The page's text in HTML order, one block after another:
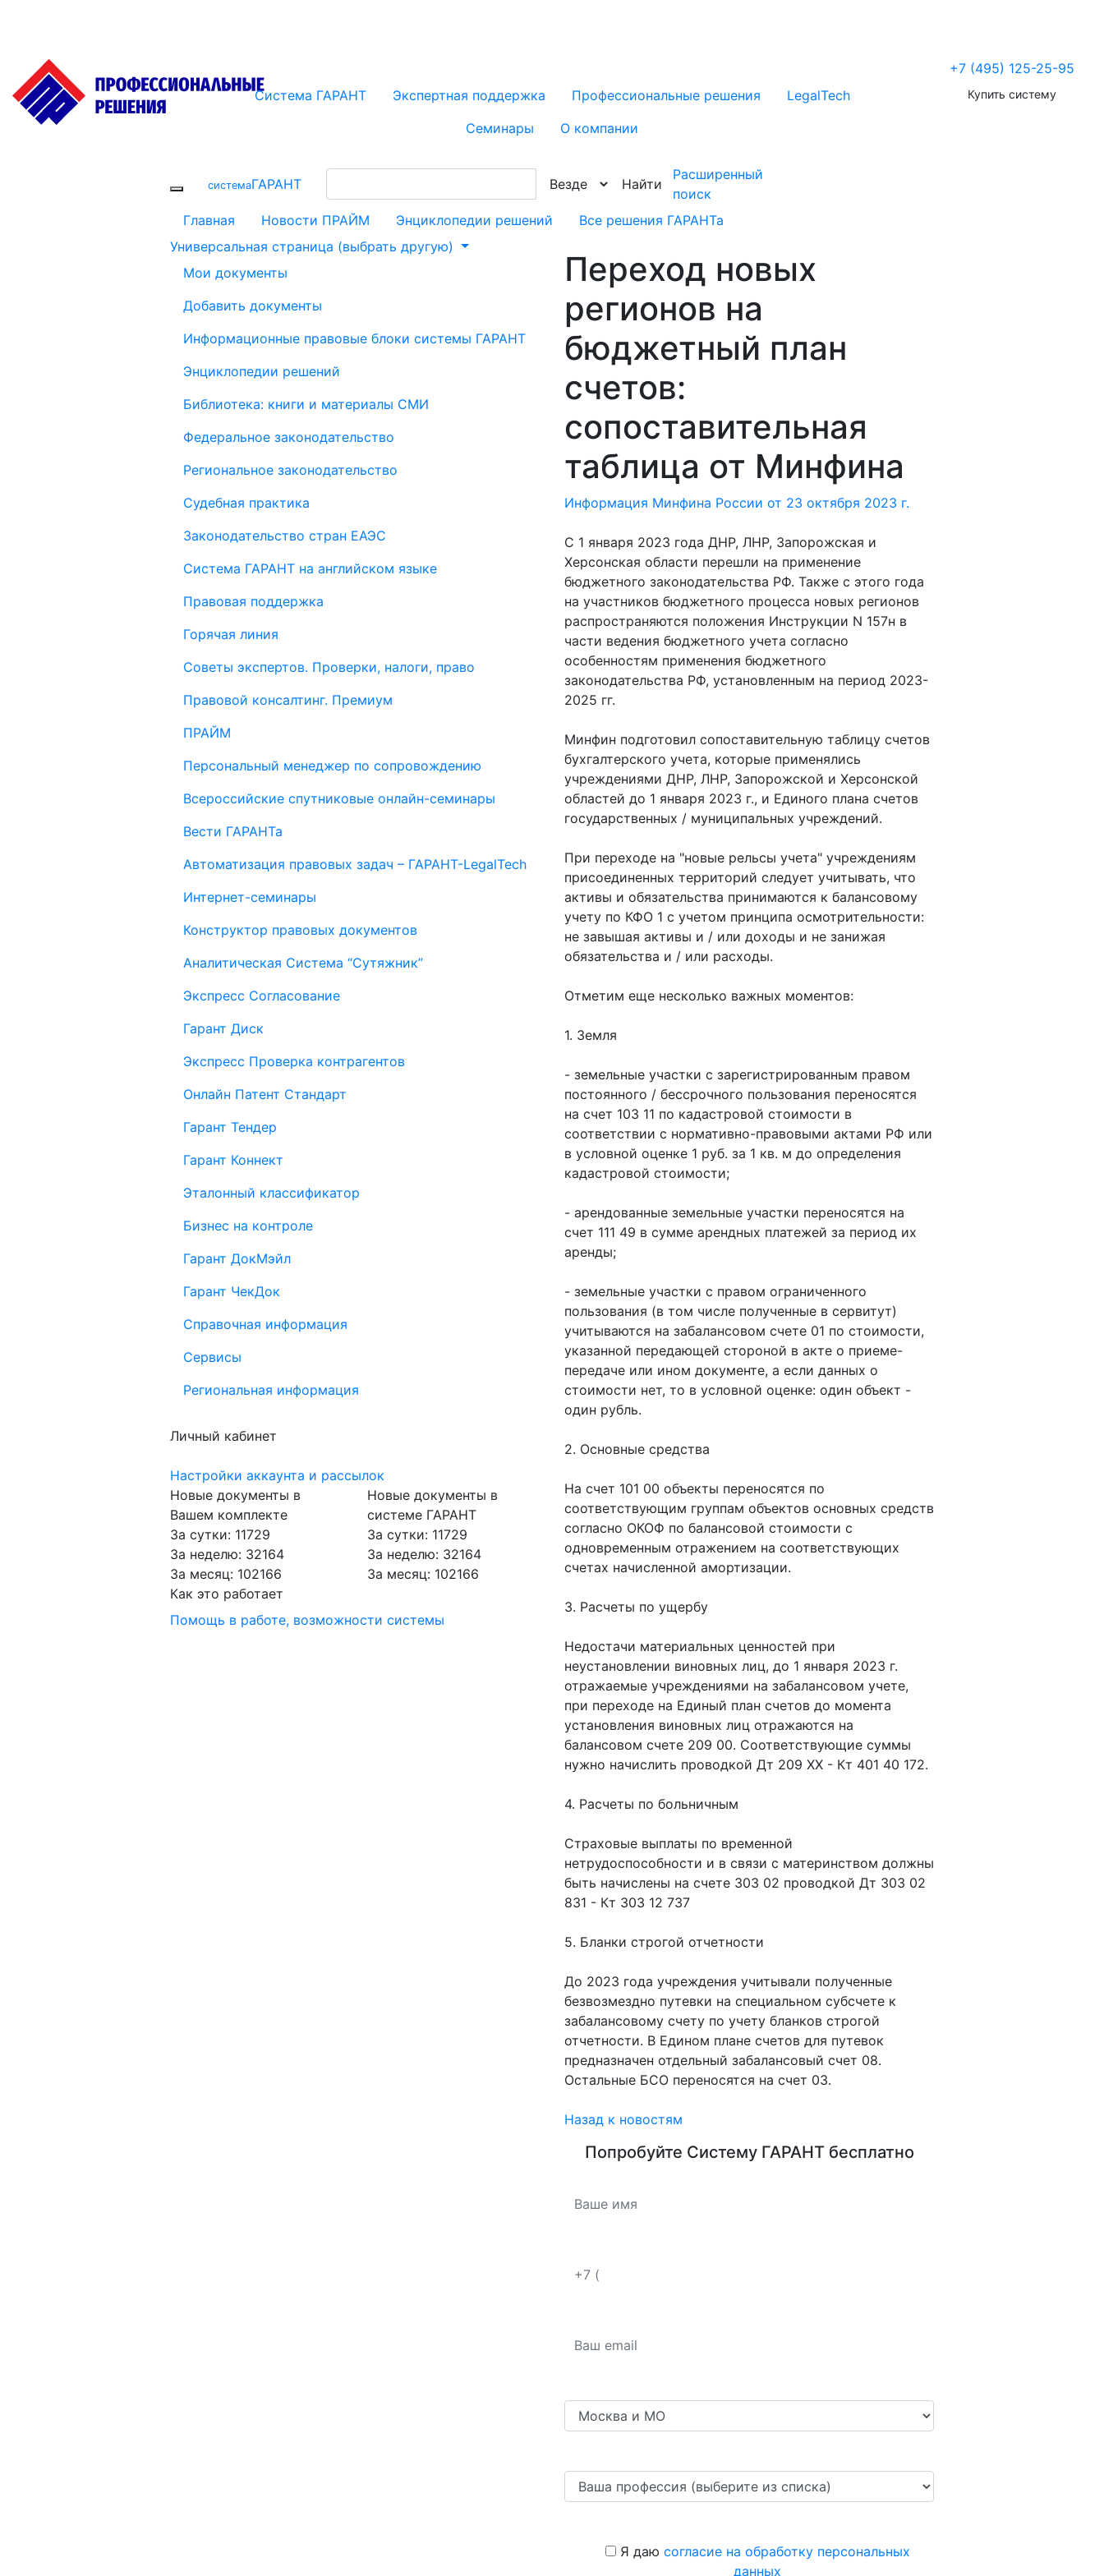
Система ГАРАНТ Экспертная поддержка Профессиональные решения
LegalTech
Семинары
О компании
+7 (495) 125-25-95
Купить систему
cистемаГАРАНТ Найти
Расширенный
поиск
Главная
Новости ПРАЙМ Энциклопедии решений
Все решения ГАРАНТа
Универсальная страница (выбрать другую)
Мои документы
Добавить документы
Информационные правовые блоки системы ГАРАНТ
Энциклопедии решений
Библиотека: книги и материалы СМИ
Федеральное законодательство
Региональное законодательство
Судебная практика
Законодательство стран ЕАЭС
Система ГАРАНТ на английском языке
Правовая поддержка
Горячая линия
Советы экспертов. Проверки, налоги, право
Правовой консалтинг. Премиум
ПРАЙМ
Персональный менеджер по сопровождению
Всероссийские спутниковые онлайн-семинары
Вести ГАРАНТа
Автоматизация правовых задач – ГАРАНТ-LegalTech
Интернет-семинары
Конструктор правовых документов
Аналитическая Система “Сутяжник”
Экспресс Согласование
Гарант Диск
Экспресс Проверка контрагентов
Онлайн Патент Стандарт
Гарант Тендер
Гарант Коннект
Эталонный классификатор
Бизнес на контроле
Гарант ДокМэйл
Гарант ЧекДок
Справочная информация
Сервисы
Региональная информация
Личный кабинет
Настройки аккаунта и рассылок
Новые документы в
Вашем комплекте
За сутки: 11729
За неделю: 32164
За месяц: 102166
Новые документы в
системе ГАРАНТ
За сутки: 11729
За неделю: 32164
За месяц: 102166
Как это работает
Помощь в работе, возможности системы
Переход новых
регионов на
бюджетный план
счетов:
сопоставительная
таблица от Минфина
Информация Минфина России от 23 октября 2023 г.
С 1 января 2023 года ДНР, ЛНР, Запорожская и
Херсонская области перешли на применение
бюджетного законодательства РФ. Также с этого года
на участников бюджетного процесса новых регионов
распространяются положения Инструкции N 157н в
части ведения бюджетного учета согласно
особенностям применения бюджетного
законодательства РФ, установленным на период 2023-
2025 гг.
Минфин подготовил сопоставительную таблицу счетов
бухгалтерского учета, которые применялись
учреждениями ДНР, ЛНР, Запорожской и Херсонской
областей до 1 января 2023 г., и Единого плана счетов
государственных / муниципальных учреждений.
При переходе на "новые рельсы учета" учреждениям
присоединенных территорий следует учитывать, что
активы и обязательства принимаются к балансовому
учету по КФО 1 с учетом принципа осмотрительности:
не завышая активы и / или доходы и не занижая
обязательства и / или расходы.
Отметим еще несколько важных моментов:
1. Земля
- земельные участки с зарегистрированным правом
постоянного / бессрочного пользования переносятся
на счет 103 11 по кадастровой стоимости в
соответствии с нормативно-правовыми актами РФ или
в условной оценке 1 руб. за 1 кв. м до определения
кадастровой стоимости;
- арендованные земельные участки переносятся на
счет 111 49 в сумме арендных платежей за период их
аренды;
- земельные участки с правом ограниченного
пользования (в том числе полученные в сервитут)
учитываются на забалансовом счете 01 по стоимости,
указанной передающей стороной в акте о приеме-
передаче или ином документе, а если данных о
стоимости нет, то в условной оценке: один объект -
один рубль.
2. Основные средства
На счет 101 00 объекты переносятся по
соответствующим группам объектов основных средств
согласно ОКОФ по балансовой стоимости с
одновременным отражением на соответствующих
счетах начисленной амортизации.
3. Расчеты по ущербу
Недостачи материальных ценностей при
неустановлении виновных лиц, до 1 января 2023 г.
отражаемые учреждениями на забалансовом учете,
при переходе на Единый план счетов до момента
установления виновных лиц отражаются на
балансовом счете 209 00. Соответствующие суммы
нужно начислить проводкой Дт 209 ХХ - Кт 401 40 172.
4. Расчеты по больничным
Страховые выплаты по временной
нетрудоспособности и в связи с материнством должны
быть начислены на счете 303 02 проводкой Дт 303 02
831 - Кт 303 12 737
5. Бланки строгой отчетности
До 2023 года учреждения учитывали полученные
безвозмездно путевки на специальном субсчете к
забалансовому счету по учету бланков строгой
отчетности. В Едином плане счетов для путевок
предназначен отдельный забалансовый счет 08.
Остальные БСО переносятся на счет 03.
Назад к новостям
Попробуйте Систему ГАРАНТбесплатно
Я даю согласие на обработку персональных
данных